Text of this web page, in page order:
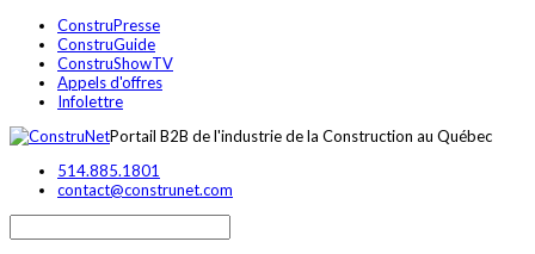
ConstruPresse
ConstruGuide
ConstruShowTV
Appels d'offres
Infolettre
Portail B2B de l'industrie de la Construction au Québec
514.885.1801
contact@construnet.com